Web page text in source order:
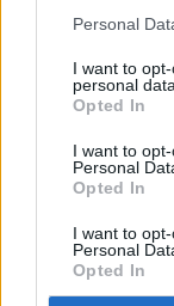
Personal
I want to
personal data.
Opted In
I want to
Personal
Opted In
I want to
Personal
Opted In
04.08.2026
CJ Suceava
alt tronson este pregătit